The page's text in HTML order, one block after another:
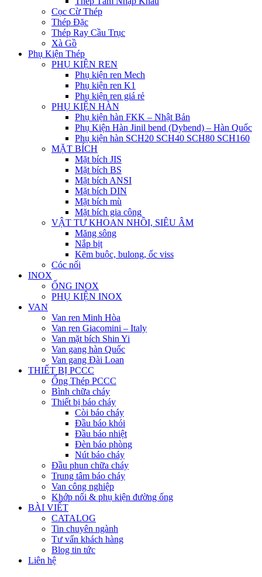
Cọc Cừ Thép
Thép Đặc
Thép Ray Cầu Trục
Xà Gồ
Phụ Kiện Thép
PHỤ KIỆN REN
Phụ kiện ren Mech
Phụ kiện ren K1
Phụ kiện ren giá rẻ
PHỤ KIỆN HÀN
Phụ kiện hàn FKK – Nhật Bản
Phụ Kiện Hàn Jinil bend (Dybend) – Hàn Quốc
Phụ kiện hàn SCH20 SCH40 SCH80 SCH160
MẶT BÍCH
Mặt bích JIS
Mặt bích BS
Mặt bích ANSI
Mặt bích DIN
Mặt bích mù
Mặt bích gia công
VẬT TƯ KHOAN NHỒI, SIÊU ÂM
Măng sông
Nắp bịt
Kẽm buộc, bulong, ốc viss
Cóc nối
INOX
ỐNG INOX
PHỤ KIỆN INOX
VAN
Van ren Minh Hòa
Van ren Giacomini – Italy
Van mặt bích Shin Yi
Van gang hàn Quốc
Van gang Đài Loan
THIẾT BỊ PCCC
Ống Thép PCCC
Bình chữa cháy
Thiết bị báo cháy
Còi báo cháy
Đầu báo khói
Đầu báo nhiệt
Đèn báo phòng
Nút báo cháy
Đầu phun chữa cháy
Trung tâm báo cháy
Van công nghiệp
Khớp nối & phụ kiện đường ống
BÀI VIẾT
CATALOG
Tin chuyên ngành
Tư vấn khách hàng
Blog tin tức
Liên hệ